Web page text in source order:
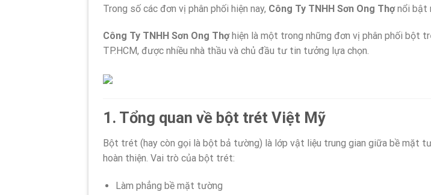
Trong số các đơn vị phân phối hiện nay, Công Ty TNHH Sơn Ong Thợnổi bật
Công Ty TNHH Sơn Ong Thợhiện là một trong những đơn vị phân phối bột
TP.HCM, được nhiều nhà thầu và chủ đầu tư tin tưởng lựa chọn.
1. Tổng quan về bột trét Việt Mỹ
Bột trét (hay còn gọi là bột bả tường) là lớp vật liệu trung gian giữa bề mặt
hoàn thiện. Vai trò của bột trét:
Làm phẳng bề mặt tường